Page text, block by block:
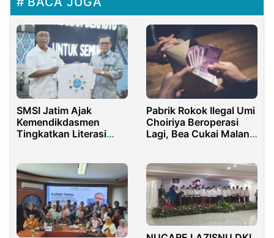
SMSI Jatim Ajak
Kemendikdasmen
Tingkatkan Literasi
Pabrik Rokok Ilegal Umi
Choiriya Beroperasi
Lagi, Bea Cukai Malang